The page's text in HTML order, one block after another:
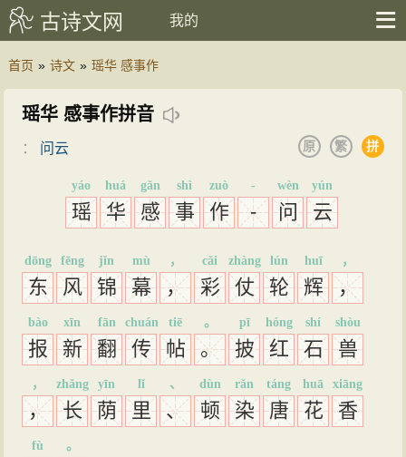
古诗文网 我的
首页 » 诗文 » 瑶华 感事作
瑶华 感事作拼音
： 问云 拼
繁
原
瑶
yáo
华
huá
感
gǎn
事
shì
作
zuò
-
-
问
wèn
云
yún
东
dōng
风
fēng
锦
jǐn
幕
mù
，
，
彩
cǎi
仗
zhàng
轮
lún
辉
huī
，
，
报
bào
新
xīn
翻
fān
传
chuán
帖
tiē
。
。
披
pī
红
hóng
石
shí
兽
shòu
，
，
长
zhǎng
荫
yīn
里
lǐ
、
、
顿
dùn
染
rǎn
唐
táng
花
huā
香
xiāng
fù 。